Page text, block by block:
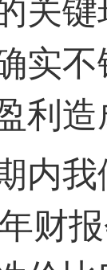
实
利
内
财